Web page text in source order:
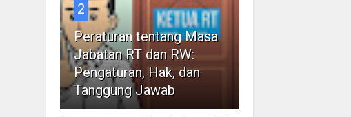
2
Peraturan tentang Masa
Jabatan RT dan RW:
Pengaturan, Hak, dan
Tanggung Jawab